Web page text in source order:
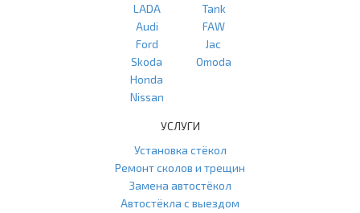
LADA
Audi
Ford
Skoda
Honda
Nissan
Tank
FAW
Jac
Omoda
УСЛУГИ
Установка стёкол
Ремонт сколов и трещин
Замена автостёкол
Автостёкла с выездом